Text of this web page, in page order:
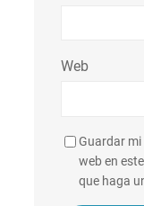
Web
Guardar
web en
que haga